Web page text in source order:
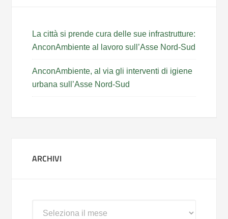
La città si prende cura delle sue infrastrutture:
AnconAmbiente al lavoro sull’Asse Nord-Sud
AnconAmbiente, al via gli interventi di igiene
urbana sull’Asse Nord-Sud
ARCHIVI